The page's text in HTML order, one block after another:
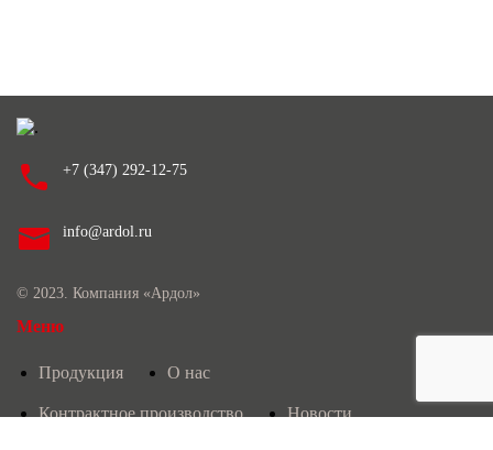
+7 (347) 292-12-75
info@ardol.ru
© 2023. Компания «Ардол»
Меню
Продукция О нас
Контрактное производство Новости